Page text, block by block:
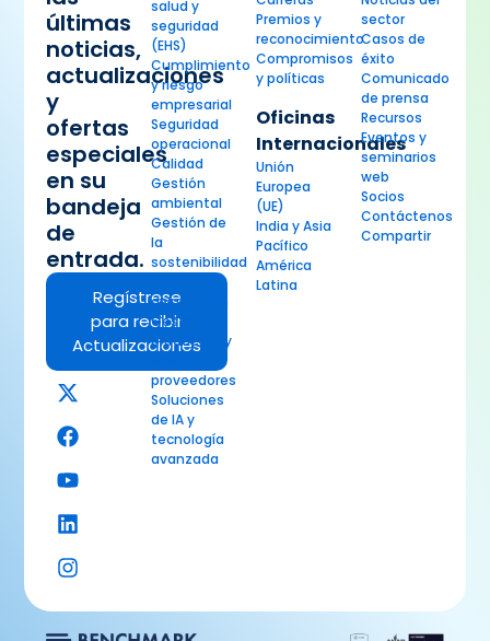
últimas
noticias,
actualizaciones
y
ofertas
especiales
en su
bandeja
de
entrada.
Regístrese
para recibir
Actualizaciones
salud y
seguridad
(EHS)
Cumplimiento
y riesgo
empresarial
Seguridad
operacional
Calidad
Gestión
ambiental
Gestión de
la
sostenibilidad
divulgación
Gestión de
productos y
proveedores
Soluciones
de IA y
tecnología
avanzada
Premios y
reconocimiento
Compromisos
y políticas
Oficinas
Internacionales
Unión
Europea
(UE)
India y Asia
Pacífico
América
Latina
sector
Casos de
éxito
Comunicado
de prensa
Recursos
Eventos y
seminarios
web
Socios
Contáctenos
Compartir